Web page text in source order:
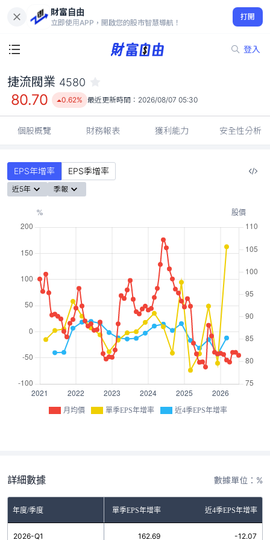
財富自由
立即使用APP，開啟您的股市智慧導航！
打開
登入
80.70
0.62%
捷流閥業 4580
80.70 0.62% 最近更新時間： 2026/08/07 05:30
個股概覽 財務報表 獲利能力 安全性分析
EPS年增率 EPS季增率
近5年 季報
月均價 單季EPS年增率 近4季EPS年增率
詳細數據 數據單位：%
年度/季度 單季EPS年增率 近4季EPS年增率
2026-Q1 162.69 -12.07